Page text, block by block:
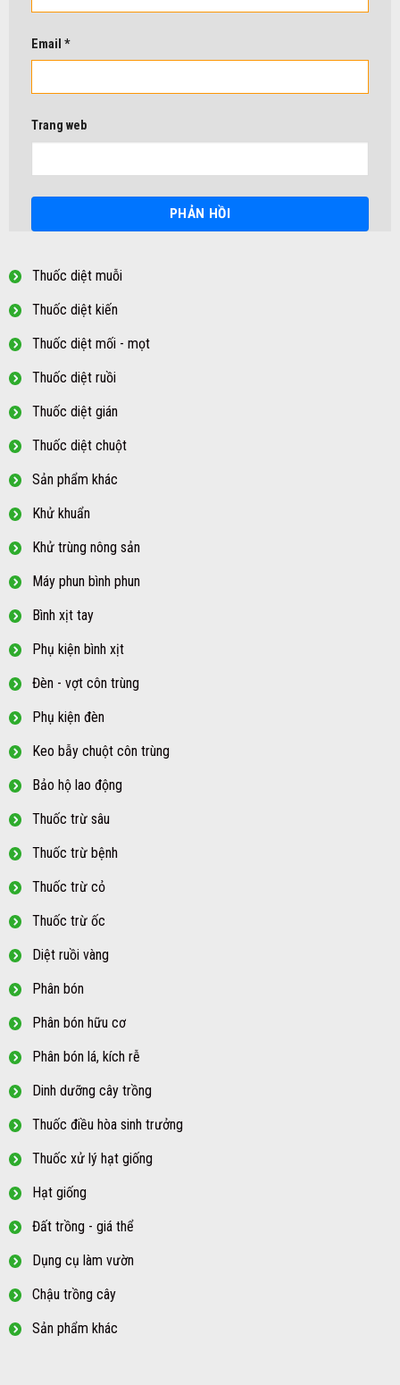
Email *
Trang web
Thuốc diệt muỗi
Thuốc diệt kiến
Thuốc diệt mối - mọt
Thuốc diệt ruồi
Thuốc diệt gián
Thuốc diệt chuột
Sản phẩm khác
Khử khuẩn
Khử trùng nông sản
Máy phun bình phun
Bình xịt tay
Phụ kiện bình xịt
Đèn - vợt côn trùng
Phụ kiện đèn
Keo bẫy chuột côn trùng
Bảo hộ lao động
Thuốc trừ sâu
Thuốc trừ bệnh
Thuốc trừ cỏ
Thuốc trừ ốc
Diệt ruồi vàng
Phân bón
Phân bón hữu cơ
Phân bón lá, kích rễ
Dinh dưỡng cây trồng
Thuốc điều hòa sinh trưởng
Thuốc xử lý hạt giống
Hạt giống
Đất trồng - giá thể
Dụng cụ làm vườn
Chậu trồng cây
Sản phẩm khác